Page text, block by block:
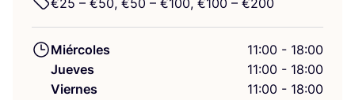
€25 – €50, €50 – €100, €100 – €200
Miércoles
11:00 - 18:00
Jueves
11:00 - 18:00
Viernes
11:00 - 18:00